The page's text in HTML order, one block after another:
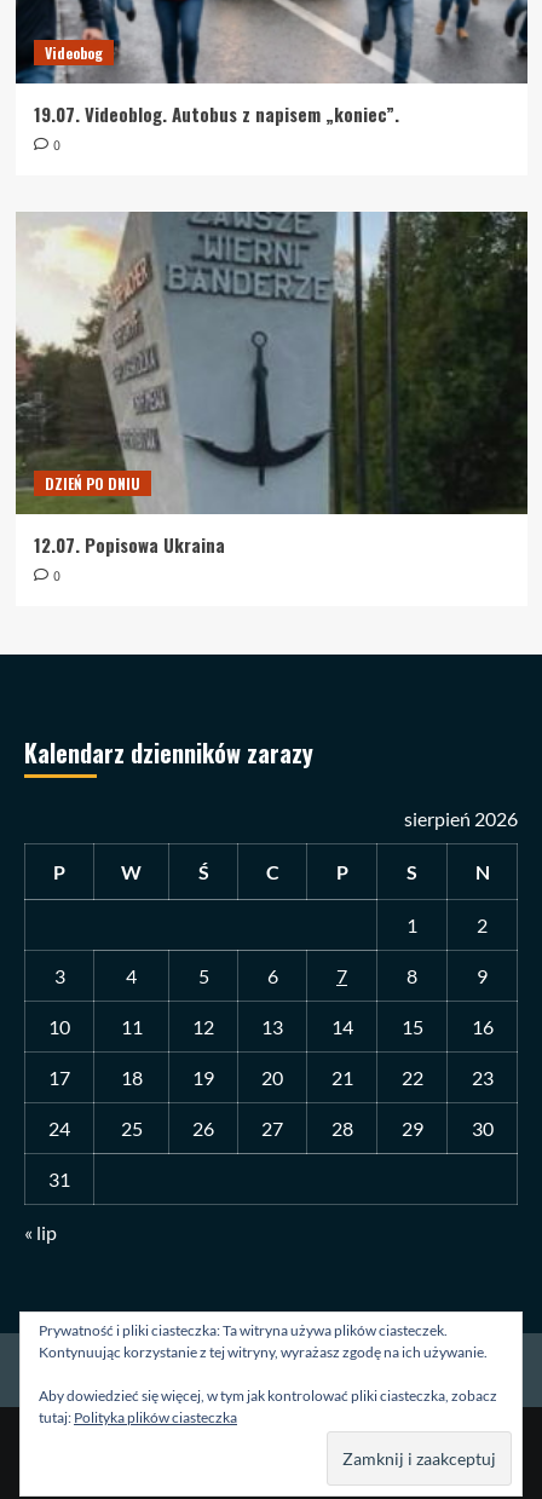
Videobog
19.07. Videoblog. Autobus z napisem „koniec”.
0
DZIEŃ PO DNIU
12.07. Popisowa Ukraina
0
Kalendarz dzienników zarazy
sierpień 2026
P W Ś C P S N
1 2
3 4 5 6 7 8 9
10 11 12 13 14 15 16
17 18 19 20 21 22 23
24 25 26 27 28 29 30
31
« lip
Strona główna O mnie Blog Kontakt
Prywatność i pliki ciasteczka: Ta witryna używa plików ciasteczek.
Kontynuując korzystanie z tej witryny, wyrażasz zgodę na ich używanie.
Aby dowiedzieć się więcej, w tym jak kontrolować pliki ciasteczka, zobacz
tutaj: Polityka plików ciasteczka